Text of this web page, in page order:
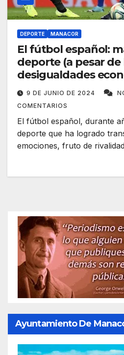
DEPORTE MANACOR
El fútbol español:
deporte (a pesar de
desigualdades
9 DE JUNIO DE 2024
COMENTARIOS
El fútbol español, durante
deporte que ha logrado
emociones, fruto de
Ayuntamiento De